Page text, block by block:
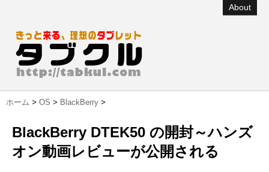
About
ホーム > OS > BlackBerry >
BlackBerry DTEK50 の開封～ハンズ
オン動画レビューが公開される